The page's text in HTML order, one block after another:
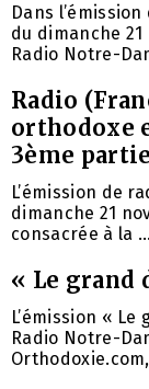
Dans
du dimanche
Radio Notre-
Radio
orthodoxe
3ème partie
L’émission de
dimanche 21
consacrée à la ...
« Le grand
L’émission «
Radio Notre-